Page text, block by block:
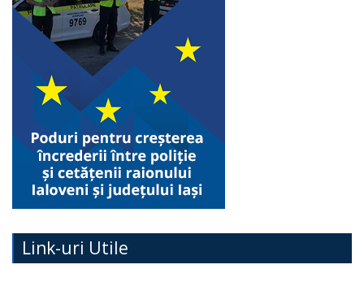
Link-uri Utile